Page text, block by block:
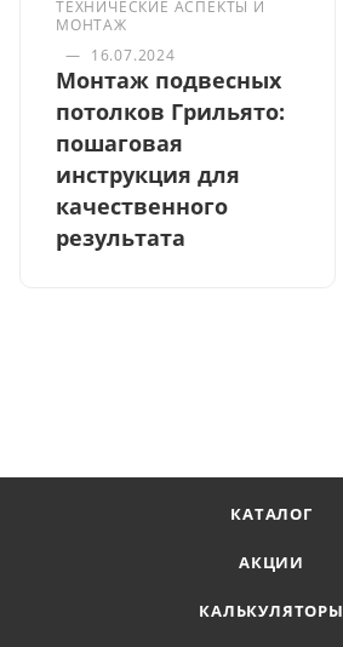
ТЕХНИЧЕСКИЕ АСПЕКТЫ И
МОНТАЖ
— 16.07.2024
Монтаж подвесных
потолков Грильято:
пошаговая
инструкция для
качественного
результата
КАТАЛОГ
АКЦИИ
КАЛЬКУЛЯТОРЫ